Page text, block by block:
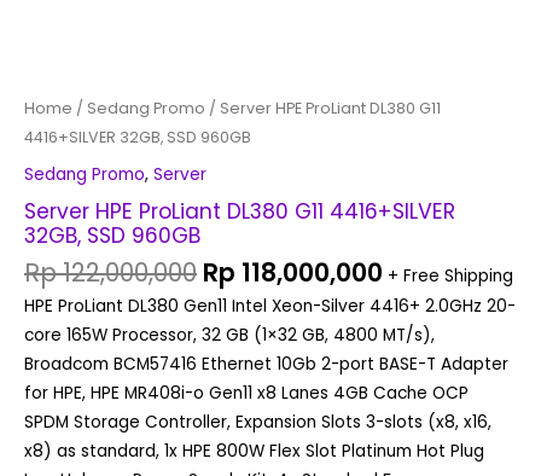
Home / Sedang Promo / Server HPE ProLiant DL380 G11
4416+SILVER 32GB, SSD 960GB
Sedang Promo, Server
Server HPE ProLiant DL380 G11 4416+SILVER
32GB, SSD 960GB
Rp122,000,000 Rp 118,000,000 + Free Shipping
HPE ProLiant DL380 Gen11 Intel Xeon-Silver 4416+ 2.0GHz 20-
core 165W Processor, 32 GB (1×32 GB, 4800 MT/s),
Broadcom BCM57416 Ethernet 10Gb 2-port BASE-T Adapter
for HPE, HPE MR408i-o Gen11 x8 Lanes 4GB Cache OCP
SPDM Storage Controller, Expansion Slots 3-slots (x8, x16,
x8) as standard, 1x HPE 800W Flex Slot Platinum Hot Plug